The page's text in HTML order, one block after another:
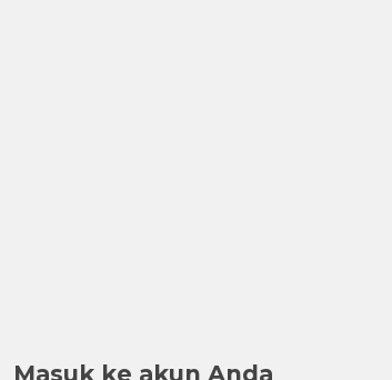
Masuk ke akun Anda